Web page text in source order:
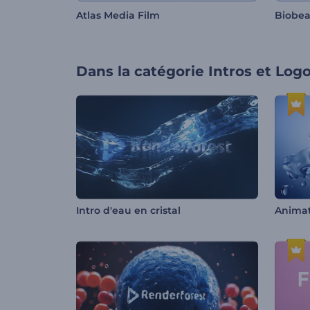
Atlas Media Film
Dans la catégorie Intros et
Intro d'eau en cristal